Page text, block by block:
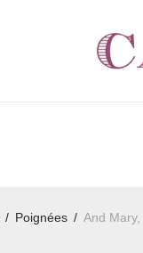
/ Poignées / And